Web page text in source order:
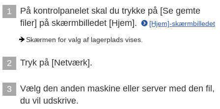
1
På kontrolpanelet skal du trykke på [Se gemte
filer] på skærmbilledet [Hjem].
[Hjem]-skærmbilledet
Skærmen for valg af lagerplads vises.
2 Tryk på [Netværk].
3
Vælg den anden maskine eller server med den fil,
du vil udskrive.